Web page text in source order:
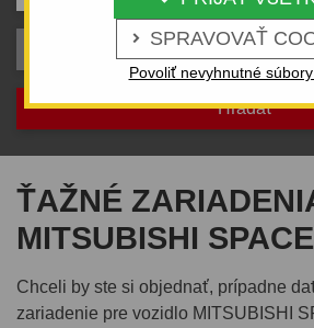
 SPRAVOVAŤ
Povoliť nevyhnutné
ŤAŽNÉ
MITSUBISHI
Chceli by ste si objednať, prípadne
zariadenie pre vozidlo MITSUBISHI